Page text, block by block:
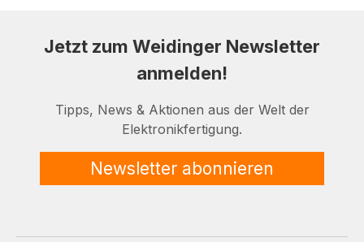
Jetzt zum Weidinger Newsletter
anmelden!
Tipps, News & Aktionen aus der Welt der
Elektronikfertigung.
Newsletter abonnieren